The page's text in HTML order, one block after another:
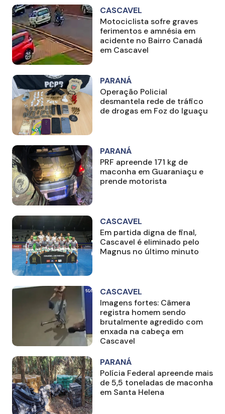
CASCAVEL
Motociclista sofre graves
ferimentos e amnésia em
acidente no Bairro Canadá
em Cascavel
PARANÁ
Operação Policial
desmantela rede de tráfico
de drogas em Foz do Iguaçu
PARANÁ
PRF apreende 171 kg de
maconha em Guaraniaçu e
prende motorista
CASCAVEL
Em partida digna de final,
Cascavel é eliminado pelo
Magnus no último minuto
CASCAVEL
Imagens fortes: Câmera
registra homem sendo
brutalmente agredido com
enxada na cabeça em
Cascavel
PARANÁ
Polícia Federal apreende mais
de 5,5 toneladas de maconha
em Santa Helena